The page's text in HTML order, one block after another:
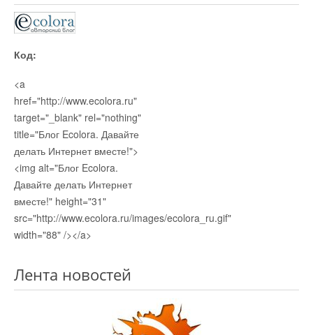
Код:
<a
href="http://www.ecolora.ru"
target="_blank" rel="nothing"
title="Блог Ecolora. Давайте
делать Интернет вместе!">
<img alt="Блог Ecolora.
Давайте делать Интернет
вместе!" height="31"
src="http://www.ecolora.ru/images/ecolora_ru.gif"
width="88" /></a>
Лента новостей